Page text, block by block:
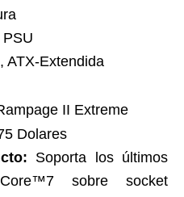
PSU
ATX-Extendida
II Extreme
Dolares
Soporta los últimos
sobre socket